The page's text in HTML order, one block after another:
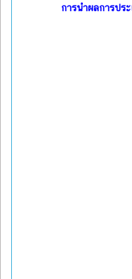
การนำผลการปร